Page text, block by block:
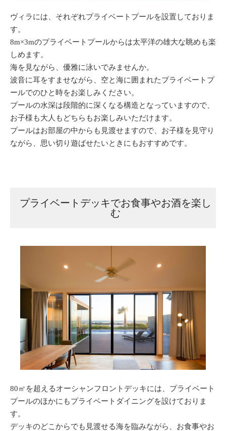
ヴィラには、それぞれプライベートプールを設置しておりま
す。
8m×3mのプライベートプールからは太平洋の雄大な眺めも楽
しめます。
海を見ながら、優雅に泳いでみませんか。
波音に耳をすませながら、空と海に囲まれたプライベートプ
ールでのひと時をお楽しみください。
プールの水深は段階的に深くなる構造となっていますので、
お子様も大人もどちらもお楽しみいただけます。
プールはお部屋の中からも見渡せますので、お子様を見守り
ながら、思い切り遊ばせたいときにもおすすめです。
プライベートデッキでお食事やお酒を楽し
む
80㎡を超えるオーシャンフロントデッキには、プライベート
プールのほかにもプライベートダイニングを設けておりま
す。
デッキのどこからでも見渡せる海を臨みながら、お食事やお